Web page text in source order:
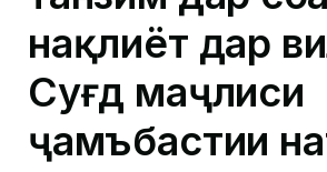
нақлиёт дар
Суғд маҷлиси
ҷамъбастии